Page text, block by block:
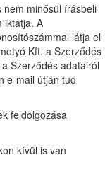
nem minősül írásbeli
iktatja. A
látja el
Kft. a Szerződés
Szerződés adatairól
e-mail útján tud
feldolgozása
kívül is van